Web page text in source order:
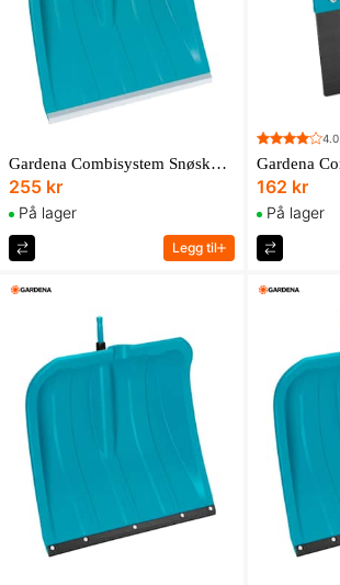
Gardena Combisystem Snøskuffe Es 40
255 kr
På lager
Legg til
4.0
162 kr
På lager